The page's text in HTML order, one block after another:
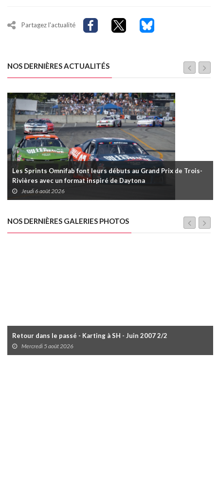
Partagez l'actualité
NOS DERNIÈRES ACTUALITÉS
Les Sprints Omnifab font leurs débuts au Grand Prix de Trois-
Rivières avec un format inspiré de Daytona
Jeudi 6 août 2026
NOS DERNIÈRES GALERIES PHOTOS
Retour dans le passé - Karting à SH - Juin 2007 2/2
Mercredi 5 août 2026